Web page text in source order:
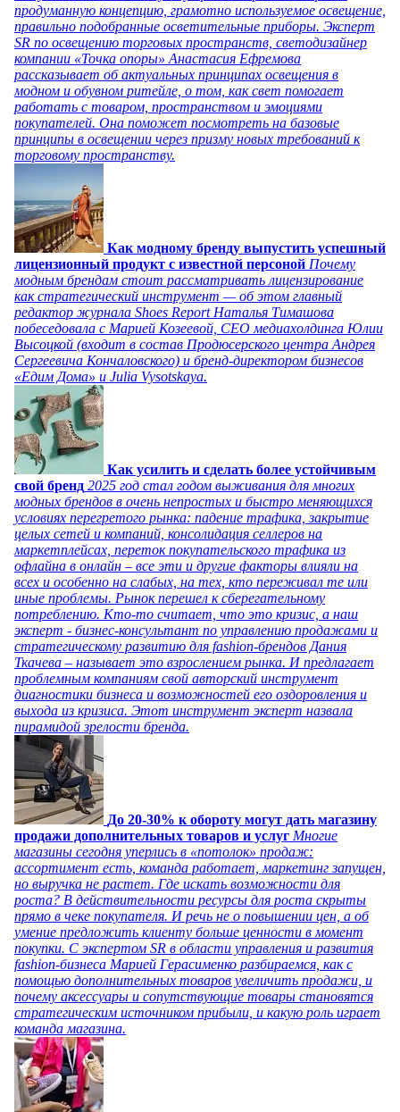
продуманную концепцию, грамотно используемое освещение,
правильно подобранные осветительные приборы. Эксперт
SR по освещению торговых пространств, светодизайнер
компании «Точка опоры» Анастасия Ефремова
рассказывает об актуальных принципах освещения в
модном и обувном ритейле, о том, как свет помогает
работать с товаром, пространством и эмоциями
покупателей. Она поможет посмотреть на базовые
принципы в освещении через призму новых требований к
торговому пространству.
Как модному бренду выпустить успешный
лицензионный продукт с известной персоной Почему
модным брендам стоит рассматривать лицензирование
как стратегический инструмент — об этом главный
редактор журнала Shoes Report Наталья Тимашова
побеседовала с Марией Козеевой, СЕО медиахолдинга Юлии
Высоцкой (входит в состав Продюсерского центра Андрея
Сергеевича Кончаловского) и бренд-директором бизнесов
«Едим Дома» и Julia Vysotskaya.
Как усилить и сделать более устойчивым
свой бренд 2025 год стал годом выживания для многих
модных брендов в очень непростых и быстро меняющихся
условиях перегретого рынка: падение трафика, закрытие
целых сетей и компаний, консолидация селлеров на
маркетплейсах, переток покупательского трафика из
офлайна в онлайн – все эти и другие факторы влияли на
всех и особенно на слабых, на тех, кто переживал те или
иные проблемы. Рынок перешел к сберегательному
потреблению. Кто-то считает, что это кризис, а наш
эксперт - бизнес-консультант по управлению продажами и
стратегическому развитию для fashion-брендов Дания
Ткачева – называет это взрослением рынка. И предлагает
проблемным компаниям свой авторский инструмент
диагностики бизнеса и возможностей его оздоровления и
выхода из кризиса. Этот инструмент эксперт назвала
пирамидой зрелости бренда.
До 20-30% к обороту могут дать магазину
продажи дополнительных товаров и услуг Многие
магазины сегодня уперлись в «потолок» продаж:
ассортимент есть, команда работает, маркетинг запущен,
но выручка не растет. Где искать возможности для
роста? В действительности ресурсы для роста скрыты
прямо в чеке покупателя. И речь не о повышении цен, а об
умение предложить клиенту больше ценности в момент
покупки. С экспертом SR в области управления и развития
fashion-бизнеса Марией Герасименко разбираемся, как с
помощью дополнительных товаров увеличить продажи, и
почему аксессуары и сопутствующие товары становятся
стратегическим источником прибыли, и какую роль играет
команда магазина.